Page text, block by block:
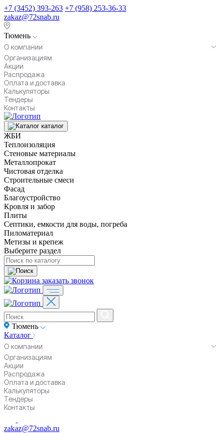
+7 (3452) 393-263 +7 (958) 253-36-33
zakaz@72snab.ru
Тюмень
О компании
Организациям
Акции
Распродажа
Оплата и доставка
Калькуляторы
Тендеры
Контакты
каталог
ЖБИ
Теплоизоляция
Стеновые материалы
Металлопрокат
Чистовая отделка
Строительные смеси
Фасад
Благоустройство
Кровля и забор
Плиты
Септики, емкости для воды, погреба
Пиломатериал
Метизы и крепеж
Выберите раздел
заказать звонок
Тюмень
Каталог
О компании
Организациям
Акции
Распродажа
Оплата и доставка
Калькуляторы
Тендеры
Контакты
zakaz@72snab.ru